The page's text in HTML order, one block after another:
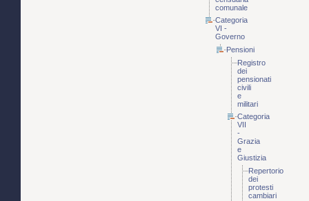
comunale
Categoria
VI -
Governo
Pensioni
Registro
dei
pensionati
civili
e
militari
Categoria
VII
-
Grazia
e
Giustizia
Repertorio
dei
protesti
cambiari